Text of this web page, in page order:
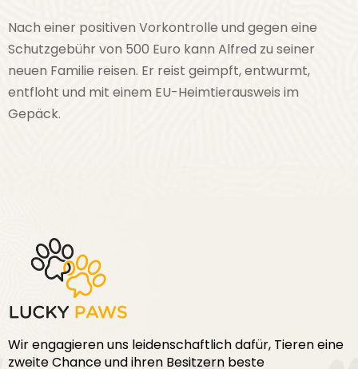
Nach einer positiven Vorkontrolle und gegen eine
Schutzgebühr von 500 Euro kann Alfred zu seiner
neuen Familie reisen. Er reist geimpft, entwurmt,
entfloht und mit einem EU-Heimtierausweis im
Gepäck.
Wir engagieren uns leidenschaftlich dafür, Tieren eine
zweite Chance und ihren Besitzern beste